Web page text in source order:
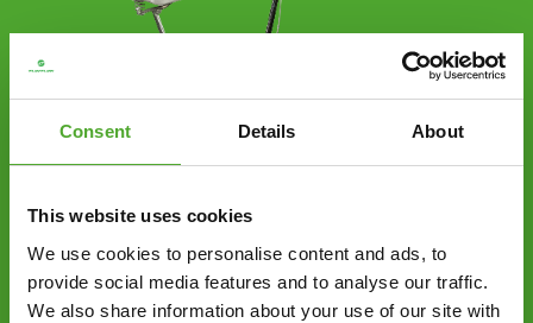
Consent Details About
This website uses cookies
We use cookies to personalise content and ads, to
provide social media features and to analyse our traffic.
We also share information about your use of our site with
—
PIONIERS IN